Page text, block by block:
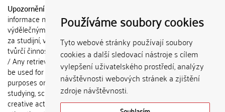
Používáme soubory cookies
Tyto webové stránky používají soubory
cookies a další sledovací nástroje s cílem
vylepšení uživatelského prostředí, analýzy
návštěvnosti webových stránek a zjištění
zdroje návštěvnosti.
Upozornění / Notice:
informace nemohou být použity k
výdělečným účelům nebo vydávány
za studijní, vědeckou nebo jinou
tvůrčí činnost jiné osoby než autora.
/ Any retrieved information shall not
be used for any commercial
purposes or claimed as results of
studying, scientific or any other
creative activities of any person